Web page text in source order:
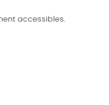
accessibles.